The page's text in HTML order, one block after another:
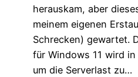
herauskam, aber
meinem eigenen
Schrecken) gewartet.
für Windows 11 wird
um die Serverlast zu…